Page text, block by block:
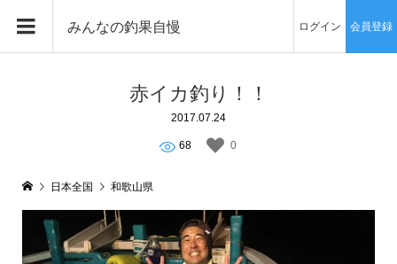
みんなの釣果自慢 ログイン 会員登録
赤イカ釣り！！
2017.07.24
68 0
日本全国 和歌山県